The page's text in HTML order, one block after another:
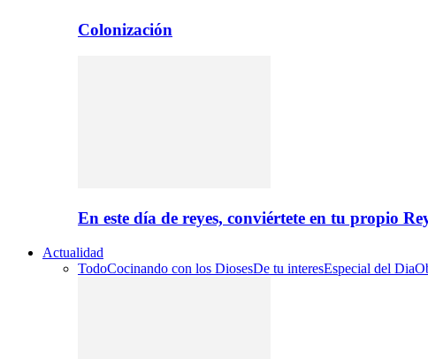
Colonización
En este día de reyes, conviértete en tu propio
Actualidad
TodoCocinando con los DiosesDe tu interesEspecial del Dia